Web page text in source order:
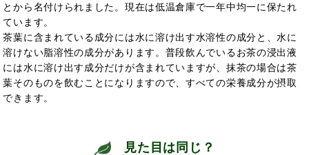
とから名付けられました。現在は低温倉庫で一年中均一に保たれ
ています。
茶葉に含まれている成分には水に溶け出す水溶性の成分と、水に
溶けない脂溶性の成分があります。普段飲んでいるお茶の浸出液
には水に溶け出す成分だけが含まれていますが、抹茶の場合は茶
葉そのものを飲むことになりますので、すべての栄養成分が摂取
できます。
見た目は同じ？